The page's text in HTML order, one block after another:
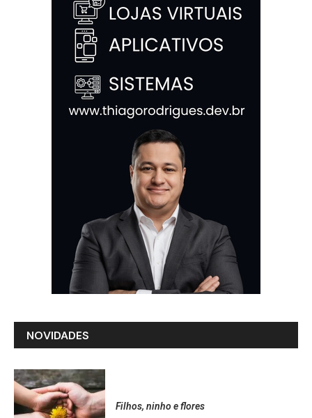
NOVIDADES
Filhos, ninho e flores